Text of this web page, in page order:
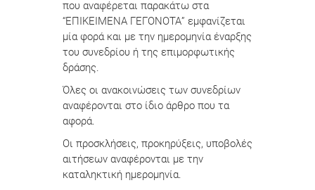
που αναφέρεται παρακάτω στα
“ΕΠΙΚΕΙΜΕΝΑ ΓΕΓΟΝΟΤΑ” εμφανίζεται
μία φορά και με την ημερομηνία έναρξης
του συνεδρίου ή της επιμορφωτικής
δράσης.
Όλες οι ανακοινώσεις των συνεδρίων
αναφέρονται στο ίδιο άρθρο που τα
αφορά.
Οι προσκλήσεις, προκηρύξεις, υποβολές
αιτήσεων αναφέρονται με την
καταληκτική ημερομηνία.